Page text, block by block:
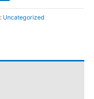
Uncategorized